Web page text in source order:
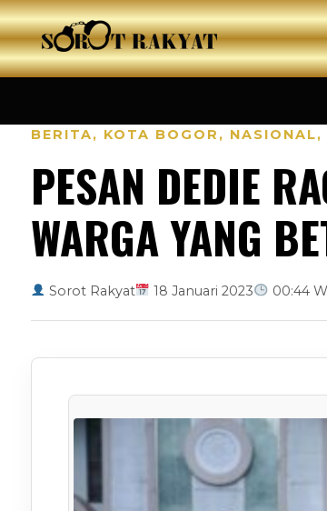
BERITA, KOTA BOGOR , NASIONAL,
PESAN DEDIE
WARGA YANG
Sorot Rakyat 18 Januari 2023 00:44